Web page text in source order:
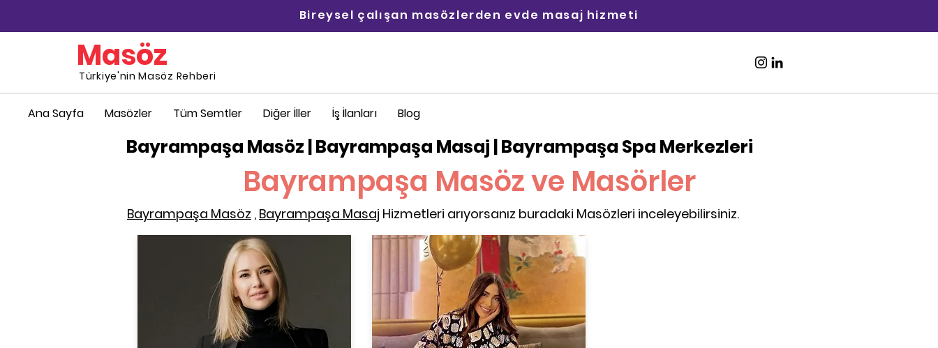
Ana Sayfa Masözler Tüm Semtler Diğer İller İş İlanları Blog
Masöz
Türkiye'nin Masöz Rehberi
Bireysel çalışan masözlerden evde masaj hizmeti
Bayrampaşa Masöz | Bayrampaşa Masaj | Bayrampaşa Spa Merkezleri
Bayrampaşa Masöz ve Masörler
Bayrampaşa Masöz , Bayrampaşa Masaj Hizmetleri arıyorsanız buradaki Masözleri inceleyebilirsiniz.